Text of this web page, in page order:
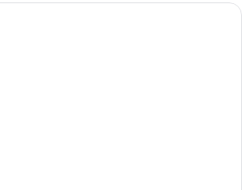
Een moderne hotelkamer met een